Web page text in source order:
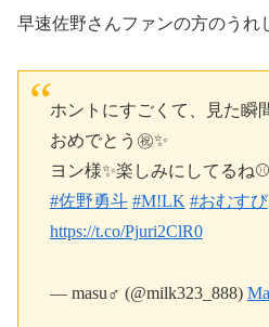
早速佐野さんファンの方のうれ
ホントにすごくて、見た瞬
おめでとう㊗️✨️
ヨン様✨️楽しみにしてるね
#佐野勇斗 #MǃLK #おむすび
https://t.co/Pjuri2ClR0
— masu‍♂️ (@milk323_888)